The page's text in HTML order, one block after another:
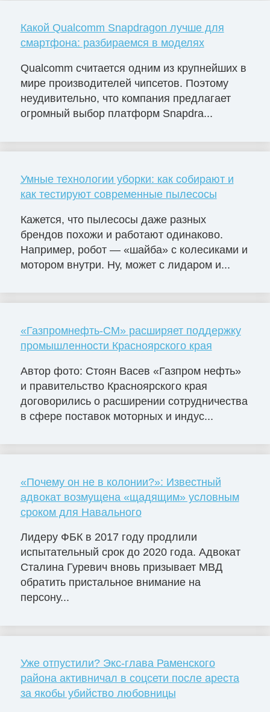
Какой Qualcomm Snapdragon лучше для
смартфона: разбираемся в моделях
Qualcomm считается одним из крупнейших в
мире производителей чипсетов. Поэтому
неудивительно, что компания предлагает
огромный выбор платформ Snapdra...
Умные технологии уборки: как собирают и
как тестируют современные пылесосы
Кажется, что пылесосы даже разных
брендов похожи и работают одинаково.
Например, робот — «шайба» с колесиками и
мотором внутри. Ну, может с лидаром и...
«Газпромнефть-СМ» расширяет поддержку
промышленности Красноярского края
Автор фото: Стоян Васев «Газпром нефть»
и правительство Красноярского края
договорились о расширении сотрудничества
в сфере поставок моторных и индус...
«Почему он не в колонии?»: Известный
адвокат возмущена «щадящим» условным
сроком для Навального
Лидеру ФБК в 2017 году продлили
испытательный срок до 2020 года. Адвокат
Сталина Гуревич вновь призывает МВД
обратить пристальное внимание на
персону...
Уже отпустили? Экс-глава Раменского
района активничал в соцсети после ареста
за якобы убийство любовницы